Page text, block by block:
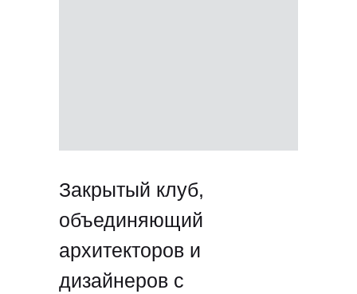
Закрытый клуб,
объединяющий
архитекторов и
дизайнеров с